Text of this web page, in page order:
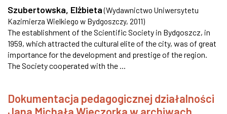
Szubertowska, Elżbieta (Wydawnictwo Uniwersytetu
Kazimierza Wielkiego w Bydgoszczy, 2011)
The establishment of the Scientific Society in Bydgoszcz, in
1959, which attracted the cultural elite of the city, was of great
importance for the development and prestige of the region.
The Society cooperated with the ...
Dokumentacja pedagogicznej działalności